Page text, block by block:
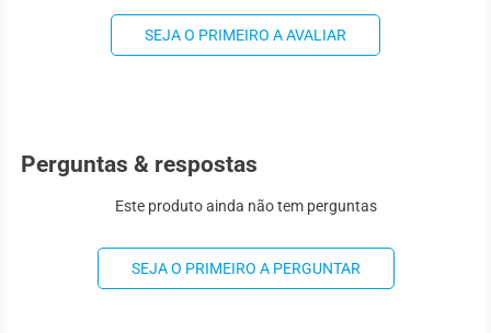
SEJA O PRIMEIRO A AVALIAR
Perguntas & respostas
Este produto ainda não tem perguntas
SEJA O PRIMEIRO A PERGUNTAR